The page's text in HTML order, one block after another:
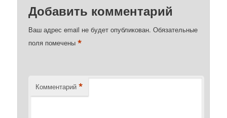
Добавить комментарий
Ваш адрес email не будет опубликован. Обязательные
поля помечены*
Комментарий *